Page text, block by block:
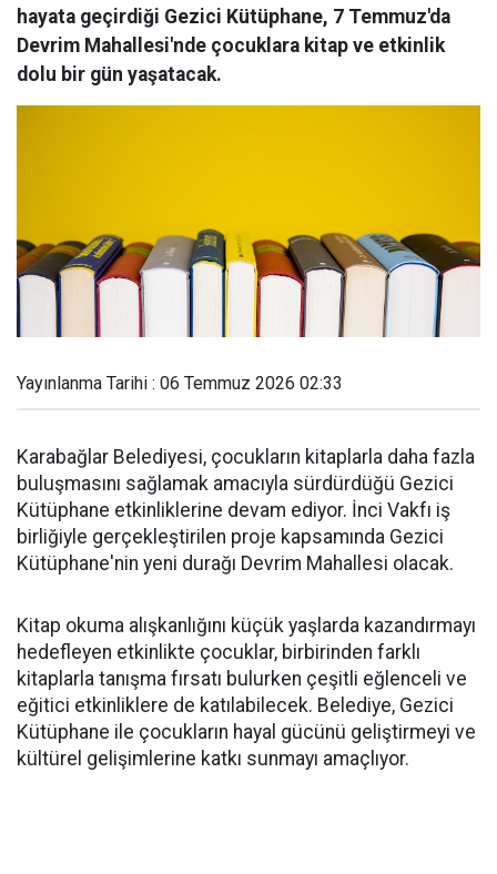
hayata geçirdiği Gezici Kütüphane, 7 Temmuz'da
Devrim Mahallesi'nde çocuklara kitap ve etkinlik
dolu bir gün yaşatacak.
Yayınlanma Tarihi : 06 Temmuz 2026 02:33
Karabağlar Belediyesi, çocukların kitaplarla daha fazla
buluşmasını sağlamak amacıyla sürdürdüğü Gezici
Kütüphane etkinliklerine devam ediyor. İnci Vakfı iş
birliğiyle gerçekleştirilen proje kapsamında Gezici
Kütüphane'nin yeni durağı Devrim Mahallesi olacak.
Kitap okuma alışkanlığını küçük yaşlarda kazandırmayı
hedefleyen etkinlikte çocuklar, birbirinden farklı
kitaplarla tanışma fırsatı bulurken çeşitli eğlenceli ve
eğitici etkinliklere de katılabilecek. Belediye, Gezici
Kütüphane ile çocukların hayal gücünü geliştirmeyi ve
kültürel gelişimlerine katkı sunmayı amaçlıyor.